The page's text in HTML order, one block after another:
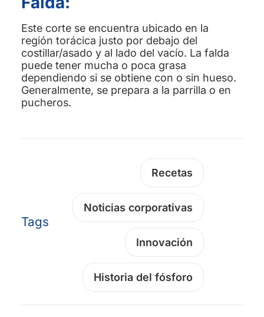
Este corte se encuentra ubicado en la
región torácica justo por debajo del
costillar/asado y al lado del vacío. La falda
puede tener mucha o poca grasa
dependiendo si se obtiene con o sin hueso.
Generalmente, se prepara a la parrilla o en
pucheros.
Tags
Recetas
Noticias corporativas
Innovación
Historia del fósforo